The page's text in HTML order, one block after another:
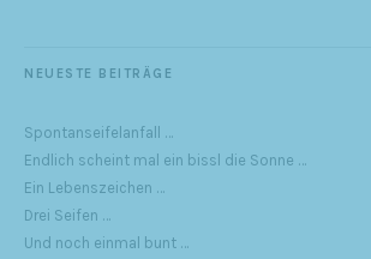
NEUESTE BEITRÄGE
Spontanseifelanfall …
Endlich scheint mal ein bissl die Sonne …
Ein Lebenszeichen …
Drei Seifen …
Und noch einmal bunt …